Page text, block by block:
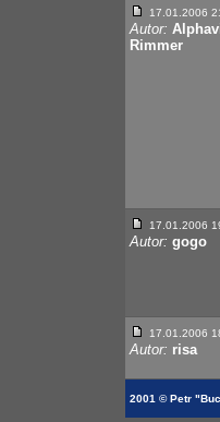
17.01.2006
Autor:
Rimmer
17.01.2006
Autor: gogo
17.01.2006
Autor: risa
2001 © Petr